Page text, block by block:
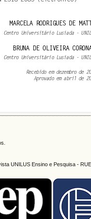
UNILUS Ensino e Pesquisa -